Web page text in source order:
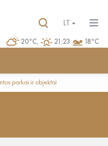
20°C, 21:23 18°C
LT
parkai ir objektai